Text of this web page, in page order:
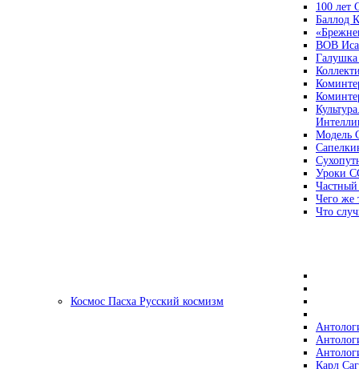
100 лет
Баллод
ВОВ
Модель
Уроки
Чего же
Что
Космос Пасха Русский космизм
Карл